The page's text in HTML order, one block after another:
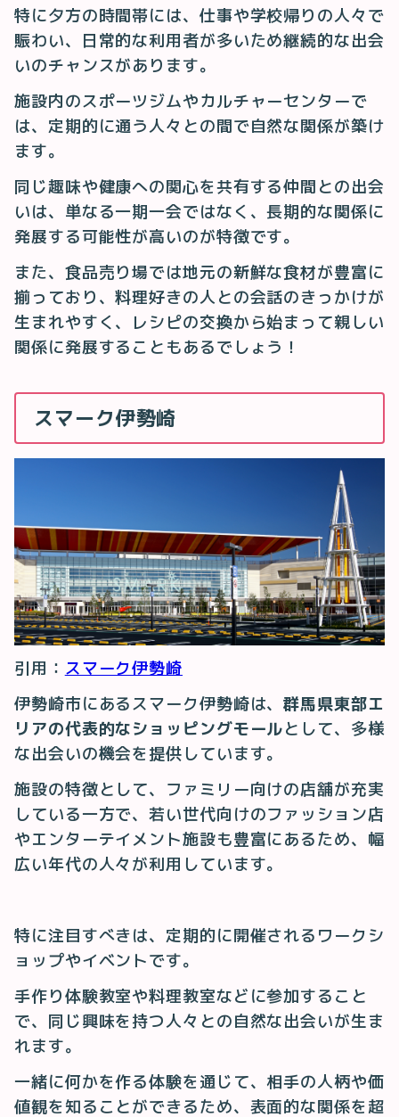
特に夕方の時間帯には、仕事や学校帰りの人々で
賑わい、日常的な利用者が多いため継続的な出会
いのチャンスがあります。
施設内のスポーツジムやカルチャーセンターで
は、定期的に通う人々との間で自然な関係が築け
ます。
同じ趣味や健康への関心を共有する仲間との出会
いは、単なる一期一会ではなく、長期的な関係に
発展する可能性が高いのが特徴です。
また、食品売り場では地元の新鮮な食材が豊富に
揃っており、料理好きの人との会話のきっかけが
生まれやすく、レシピの交換から始まって親しい
関係に発展することもあるでしょう！
スマーク伊勢崎
引用： スマーク伊勢崎
伊勢崎市にあるスマーク伊勢崎は、群馬県東部エ
リアの代表的なショッピングモールとして、多様
な出会いの機会を提供しています。
施設の特徴として、ファミリー向けの店舗が充実
している一方で、若い世代向けのファッション店
やエンターテイメント施設も豊富にあるため、幅
広い年代の人々が利用しています。
特に注目すべきは、定期的に開催されるワークシ
ョップやイベントです。
手作り体験教室や料理教室などに参加すること
で、同じ興味を持つ人々との自然な出会いが生ま
れます。
一緒に何かを作る体験を通じて、相手の人柄や価
値観を知ることができるため、表面的な関係を超